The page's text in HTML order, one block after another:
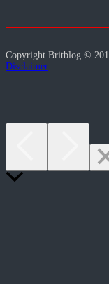
Copyright Britblog ©
Disclaimer